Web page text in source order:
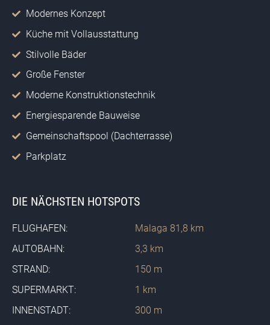
Modernes Konzept
Küche mit Vollausstattung
Stilvolle Bäder
Große Fenster
Moderne Konstruktionstechnik
Energiesparende Bauweise
Gemeinschaftspool (Dachterrasse)
Parkplatz
DIE NÄCHSTEN HOTSPOTS
FLUGHAFEN:
AUTOBAHN:
STRAND:
SUPERMARKT:
INNENSTADT:
Malaga 81,8 km
3,3 km
150 m
1 km
300 m